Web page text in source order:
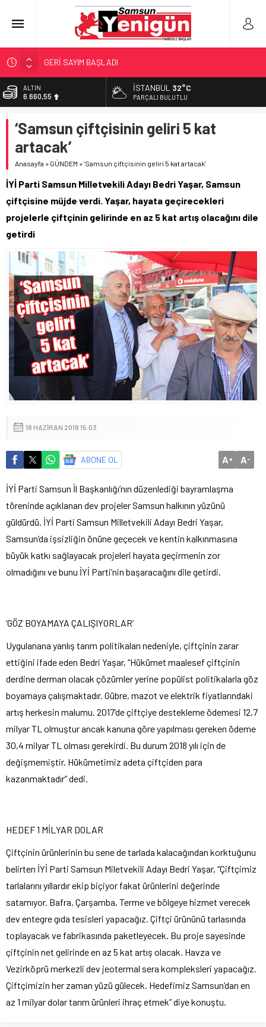
GERİ SAYIM BAŞLADI
SAMSUNSPOR’DA HEDEF 5’İNCİLİK!
‘BAFRA’YA YATIRIM YAPIN!’
YÖNETİCİ SEÇERKEN YAPILAN EN BÜYÜK HATALAR
ALTIN
6.660,55
13.779,39
DOLAR
47,7111
55,1881
İSTANBUL 32°C
PARÇALI BULUTLU
‘Samsun çiftçisinin geliri 5 kat
artacak’
Anasayfa » GÜNDEM »‘Samsun çiftçisinin geliri 5 kat artacak’
İYİ Parti Samsun Milletvekili Adayı Bedri Yaşar, Samsun
çiftçisine müjde verdi. Yaşar, hayata geçirecekleri
projelerle çiftçinin gelirinde en az 5 kat artış olacağını dile
getirdi
18 HAZIRAN 2018 15:03
ABONE OL A+ A-
İYİ Parti Samsun İl Başkanlığı’nın düzenlediği bayramlaşma
töreninde açıklanan dev projeler Samsun halkının yüzünü
güldürdü. İYİ Parti Samsun Milletvekili Adayı Bedri Yaşar,
Samsun’da işsizliğin önüne geçecek ve kentin kalkınmasına
büyük katkı sağlayacak projeleri hayata geçirmenin zor
olmadığını ve bunu İYİ Parti’nin başaracağını dile getirdi.
‘GÖZ BOYAMAYA ÇALIŞIYORLAR’
Uygulanana yanlış tarım politikaları nedeniyle, çiftçinin zarar
ettiğini ifade eden Bedri Yaşar, “Hükümet maalesef çiftçinin
derdine derman olacak çözümler yerine popülist politikalarla göz
boyamaya çalışmaktadır. Gübre, mazot ve elektrik fiyatlarındaki
artış herkesin malumu. 2017’de çiftçiye destekleme ödemesi 12,7
milyar TL olmuştur ancak kanuna göre yapılması gereken ödeme
30,4 milyar TL olması gerekirdi. Bu durum 2018 yılı için de
değişmemiştir. Hükümetimiz adeta çiftçiden para
kazanmaktadır” dedi.
HEDEF 1 MİLYAR DOLAR
Çiftçinin ürünlerinin bu sene de tarlada kalacağından korktuğunu
belirten İYİ Parti Samsun Miletvekili Adayı Bedri Yaşar, “Çiftçimiz
tarlalarını yıllardır ekip biçiyor fakat ürünlerini değerinde
satamıyor. Bafra, Çarşamba, Terme ve bölgeye hizmet verecek
dev entegre gıda tesisleri yapacağız. Çiftçi ürününü tarlasında
toplayacak ve fabrikasında paketleyecek. Bu proje sayesinde
çiftçinin net gelirinde en az 5 kat artış olacak. Havza ve
Vezirköprü merkezli dev jeotermal sera kompleksleri yapacağız.
Çiftçimizin her zaman yüzü gülecek. Hedefimiz Samsun’dan en
az 1 milyar dolar tarım ürünleri ihraç etmek” diye konuştu.